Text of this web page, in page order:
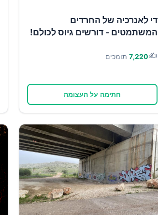
די לאנרכיה של החרדים
המשתמטים - דורשים גיוס לכולם!
✍️
7,220 תומכים
חתימה על העצומה